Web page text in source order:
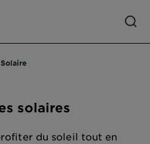
solaires
du soleil tout en